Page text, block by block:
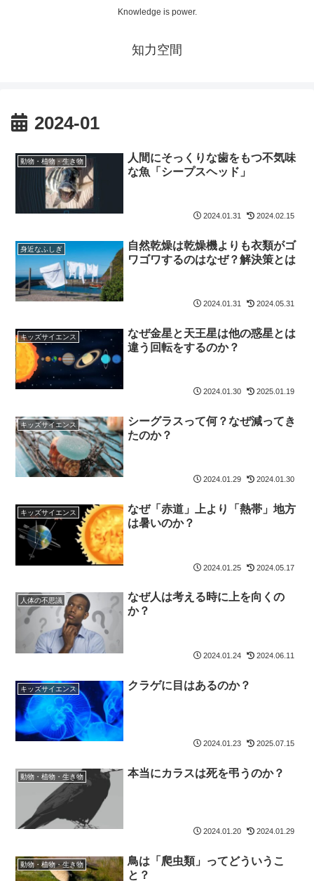
Knowledge is power.
知力空間
2024-01
動物・植物・生き物
人間にそっくりな歯をもつ不気味
な魚「シープスヘッド」
2024.01.31 2024.02.15
身近なふしぎ
自然乾燥は乾燥機よりも衣類がゴ
ワゴワするのはなぜ？解決策とは
2024.01.31 2024.05.31
キッズサイエンス
なぜ金星と天王星は他の惑星とは
違う回転をするのか？
2024.01.30 2025.01.19
キッズサイエンス
シーグラスって何？なぜ減ってき
たのか？
2024.01.29 2024.01.30
キッズサイエンス
なぜ「赤道」上より「熱帯」地方
は暑いのか？
2024.01.25 2024.05.17
人体の不思議
なぜ人は考える時に上を向くの
か？
2024.01.24 2024.06.11
キッズサイエンス クラゲに目はあるのか？
2024.01.23 2025.07.15
動物・植物・生き物 本当にカラスは死を弔うのか？
2024.01.20 2024.01.29
動物・植物・生き物
鳥は「爬虫類」ってどういうこ
と？